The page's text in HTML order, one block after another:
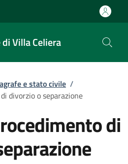
Villa Celiera
e stato civile /
divorzio o separazione
di